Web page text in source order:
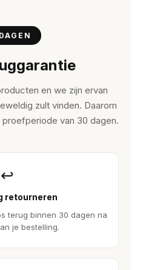
en we zijn ervan
zult vinden. Daarom
van 30 dagen.
↩
retourneren
terug binnen 30 dagen na
je bestelling.